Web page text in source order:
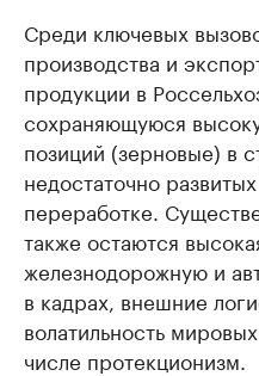
Среди ключевых
производства и
продукции в
сохраняющуюся
позиций (зерновые) в
недостаточно
переработке.
также остаются
железнодорожную и
в кадрах, внешние
волатильность
числе протекционизм.